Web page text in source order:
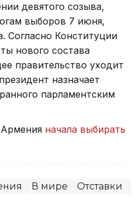
девятого созыва,
выборов 7 июня,
Согласно Конституции
нового состава
правительство уходит
назначает
парламентским
начала выбирать
В мире Отставки